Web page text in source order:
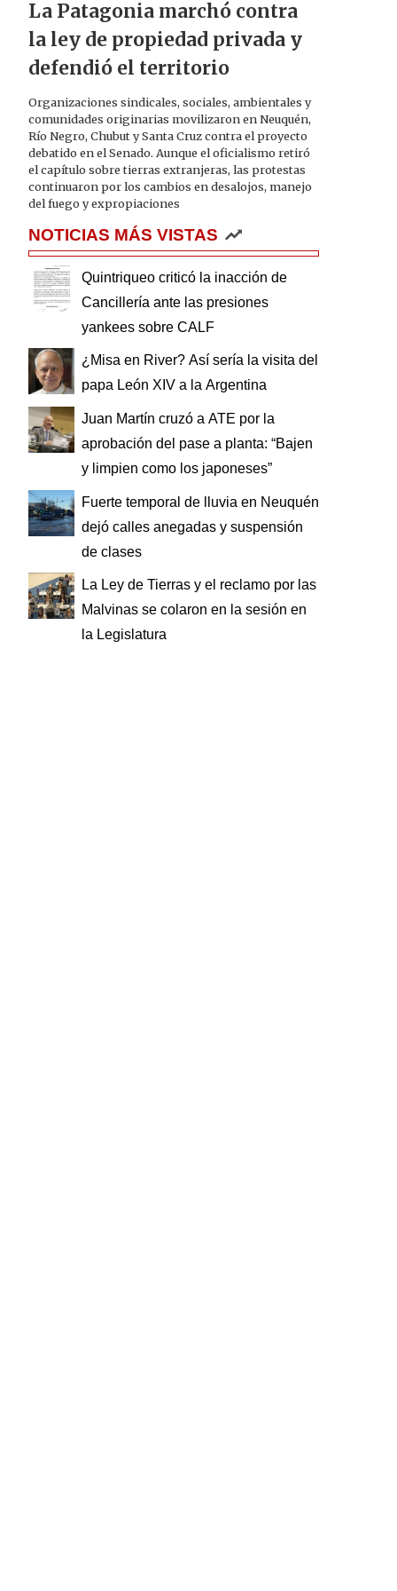
La Patagonia marchó contra
la ley de propiedad privada y
defendió el territorio
Organizaciones sindicales, sociales, ambientales y
comunidades originarias movilizaron en Neuquén,
Río Negro, Chubut y Santa Cruz contra el proyecto
debatido en el Senado. Aunque el oficialismo retiró
el capítulo sobre tierras extranjeras, las protestas
continuaron por los cambios en desalojos, manejo
del fuego y expropiaciones
NOTICIAS MÁS VISTAS
Quintriqueo criticó la inacción de
Cancillería ante las presiones
yankees sobre CALF
¿Misa en River? Así sería la visita del
papa León XIV a la Argentina
Juan Martín cruzó a ATE por la
aprobación del pase a planta: “Bajen
y limpien como los japoneses”
Fuerte temporal de lluvia en Neuquén
dejó calles anegadas y suspensión
de clases
La Ley de Tierras y el reclamo por las
Malvinas se colaron en la sesión en
la Legislatura